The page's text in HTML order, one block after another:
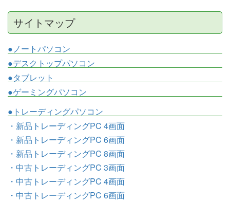
サイトマップ
●ノートパソコン
●デスクトップパソコン
●タブレット
●ゲーミングパソコン
●トレーディングパソコン
・新品トレーディングPC 4画面
・新品トレーディングPC 6画面
・新品トレーディングPC 8画面
・中古トレーディングPC 3画面
・中古トレーディングPC 4画面
・中古トレーディングPC 6画面